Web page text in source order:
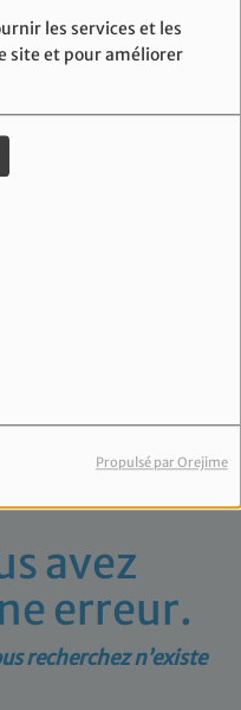
les services et les
site et pour améliorer
Propulsé par Orejime
avez
erreur.
recherchez n’existe